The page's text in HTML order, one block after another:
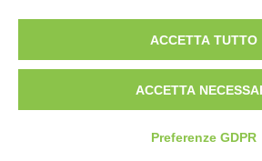
ACCETTA TUTTO
ACCETTA
Preferenze GDPR